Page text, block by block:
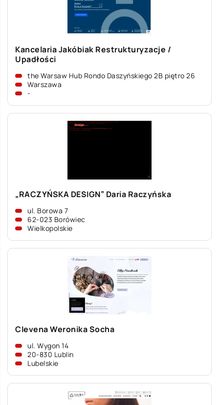
Kancelaria Jakóbiak Restrukturyzacje /
Upadłości
the Warsaw Hub Rondo Daszyńskiego 2B piętro 26
Warszawa
-
„RACZYŃSKA DESIGN” Daria Raczyńska
ul. Borowa 7
62-023 Borówiec
Wielkopolskie
Clevena Weronika Socha
ul. Wygon 14
20-830 Lublin
Lubelskie